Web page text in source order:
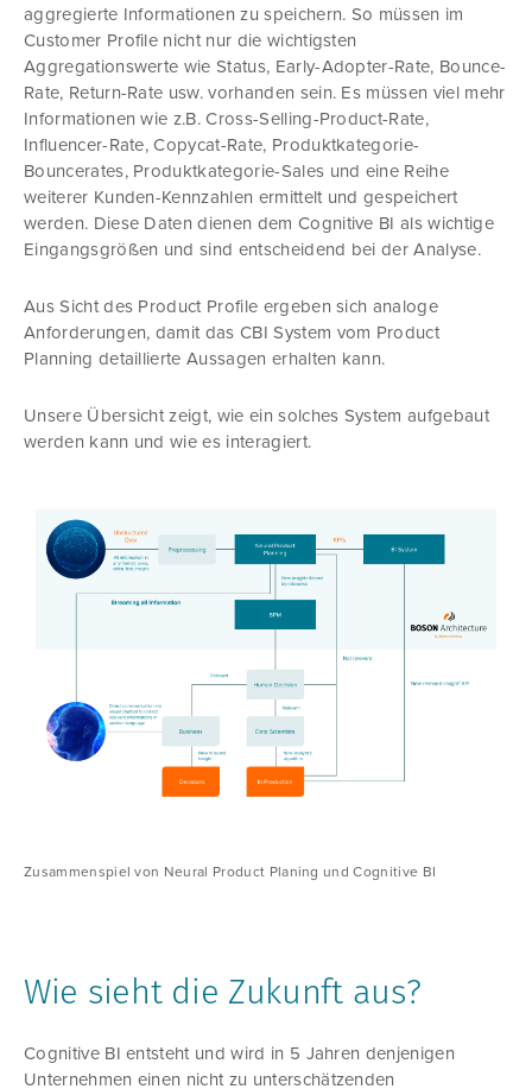
aggregierte Informationen zu speichern. So müssen im
Customer Profile nicht nur die wichtigsten
Aggregationswerte wie Status, Early-Adopter-Rate, Bounce-
Rate, Return-Rate usw. vorhanden sein. Es müssen viel mehr
Informationen wie z.B. Cross-Selling-Product-Rate,
Influencer-Rate, Copycat-Rate, Produktkategorie-
Bouncerates, Produktkategorie-Sales und eine Reihe
weiterer Kunden-Kennzahlen ermittelt und gespeichert
werden. Diese Daten dienen dem Cognitive BI als wichtige
Eingangsgrößen und sind entscheidend bei der Analyse.
Aus Sicht des Product Profile ergeben sich analoge
Anforderungen, damit das CBI System vom Product
Planning detaillierte Aussagen erhalten kann.
Unsere Übersicht zeigt, wie ein solches System aufgebaut
werden kann und wie es interagiert.
Zusammenspiel von Neural Product Planing und Cognitive BI
Wie sieht die Zukunft aus?
Cognitive BI entsteht und wird in 5 Jahren denjenigen
Unternehmen einen nicht zu unterschätzenden